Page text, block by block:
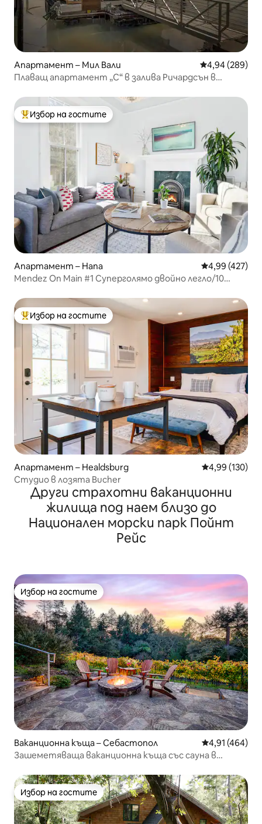
Апартамент – Мил Вали Средна
4,94 (289)
Плаващ апартамент „C“ в залива Ричардсън в
Най-популярен избор на гостите
Избор на гостите
Апартамент – Напа Средна
4,99 (427)
Mendez On Main #1 Суперголямо двойно легло/10
Най-популярен избор на гостите
Избор на гостите
Апартамент – Healdsburg Средна
4,99 (130)
Студио в лозята Bucher
Други страхотни ваканционни
жилища под наем близо до
Национален морски парк Пойнт
Рейс
Избор на гостите
Избор на гостите
Ваканционна къща – Себастопол Средна
4,91 (464)
Зашеметяваща ваканционна къща със сауна в
Избор на гостите
Избор на гостите